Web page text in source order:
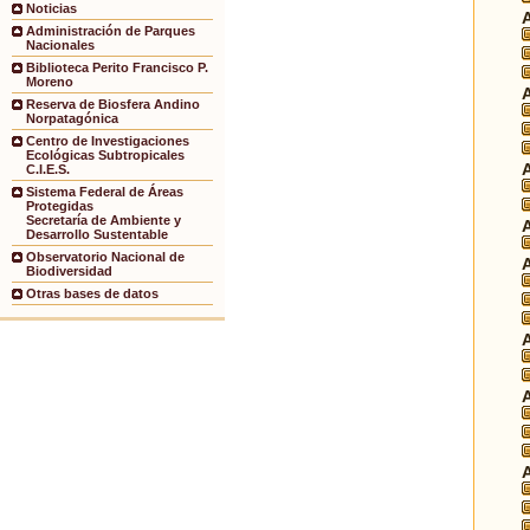
Noticias
Administración de Parques
Nacionales
Biblioteca Perito Francisco P.
Moreno
Reserva de Biosfera Andino
Norpatagónica
Centro de Investigaciones
Ecológicas Subtropicales
C.I.E.S.
Sistema Federal de Áreas
Protegidas
Secretaría de Ambiente y
Desarrollo Sustentable
Observatorio Nacional de
Biodiversidad
Otras bases de datos